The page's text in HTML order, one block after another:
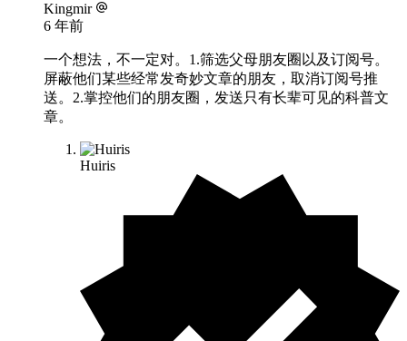
Kingmir
6 年前
一个想法，不一定对。1.筛选父母朋友圈以及订阅号。
屏蔽他们某些经常发奇妙文章的朋友，取消订阅号推
送。2.掌控他们的朋友圈，发送只有长辈可见的科普文
章。
Huiris